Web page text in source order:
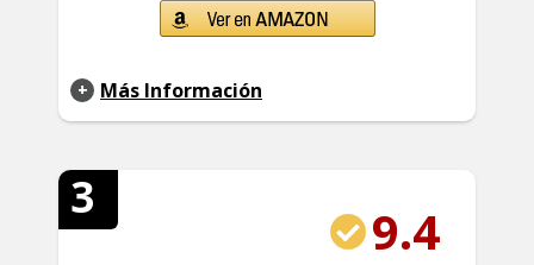
Más Información
3
9.4